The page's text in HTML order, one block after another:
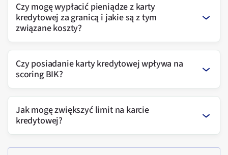
Czy mogę wypłacić pieniądze z karty
kredytowej za granicą i jakie są z tym
związane koszty?
Czy posiadanie karty kredytowej wpływa na
scoring BIK?
Jak mogę zwiększyć limit na karcie
kredytowej?